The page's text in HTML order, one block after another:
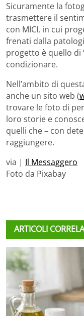
Sicuramente la
trasmettere il
con MICI, in cui
frenati dalla
progetto è quello di
condizionare.
Nell’ambito di
anche un sito web (
trovare le foto di
loro storie e
quelli che – con
raggiungere.
via | Il Messaggero
Foto da Pixabay
ARTICOLI